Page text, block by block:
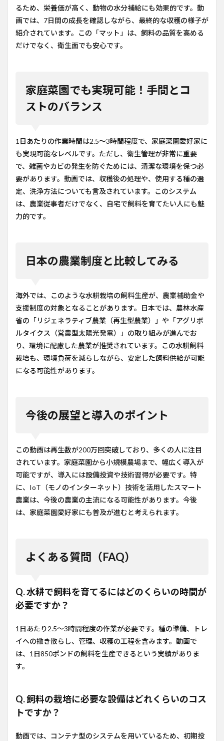
るため、栄養価が高く、動物の水分補給にも効果的です。動
画では、7日間の成長を確認しながら、最終的な収穫の様子が
紹介されています。この「マット」は、飼料の品質を高める
だけでなく、衛生面でも安心です。
家庭菜園でも実現可能！手間とコ
ストのバランス
1日あたりの作業時間は2.5〜3時間程度で、家庭菜園愛好家に
も実現可能なレベルです。ただし、衛生管理が非常に重要
で、雑菌やカビの発生を防ぐためには、清潔な環境を保つ必
要があります。動画では、収穫後の処理や、使用する種の選
定、洗浄方法についても言及されています。このシステム
は、農業従事者だけでなく、自宅で飼料を育てたい人にも魅
力的です。
日本の農業制度と比較してみる
海外では、このような水耕栽培の飼料生産が、農業補助金や
支援制度の対象となることがあります。日本では、農林水産
省の「リジェネラティブ農業（再生型農業）」や「アグリボ
ルタイクス（営農型太陽光発電）」の取り組みが進んでお
り、環境に配慮した農業が推奨されています。この水耕飼料
栽培も、環境負荷を減らしながら、安定した飼料供給が可能
になる可能性があります。
今後の展望と導入のポイント
この動画は再生数が200万回突破しており、多くの人に注目
されています。家庭菜園から小規模農場まで、幅広く導入が
可能ですが、導入には設備投資や技術習得が必要です。特
に、IoT（モノのインターネット）技術を活用したスマート
農業は、今後の農業の主流になる可能性があります。今後
は、家庭菜園愛好家にも普及が進むと考えられます。
よくある質問（FAQ）
Q. 水耕で飼料を育てるにはどのくらいの時間が
必要ですか？
1日あたり2.5〜3時間程度の作業が必要です。種の準備、トレ
イへの撒き散らし、管理、収穫の工程を含みます。動画で
は、1日850ポンドの飼料を生産できるという実績がありま
す。
Q. 飼料の栽培に必要な設備はどれくらいのコス
トですか？
動画では、コンテナ型のシステムを用いているため、初期投